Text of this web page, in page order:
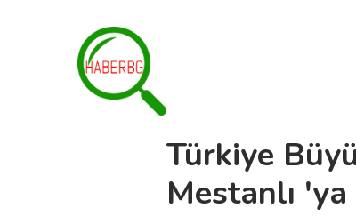
Türkiye
Mestanlı